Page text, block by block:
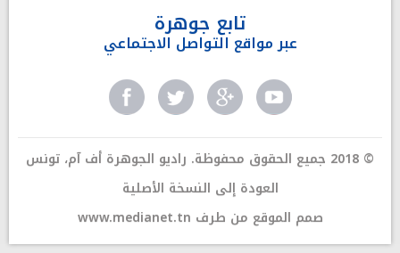
تابع جوهرة
عبر مواقع التواصل الاجتماعي
© 2018 جميع الحقوق محفوظة. راديو الجوهرة أف آم، تونس
العودة إلى النسخة الأصلية
www.medianet.tn صمم الموقع من طرف